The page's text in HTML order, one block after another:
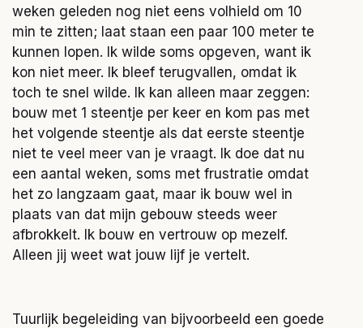
weken geleden nog niet eens volhield om 10
min te zitten; laat staan een paar 100 meter te
kunnen lopen. Ik wilde soms opgeven, want ik
kon niet meer. Ik bleef terugvallen, omdat ik
toch te snel wilde. Ik kan alleen maar zeggen:
bouw met 1 steentje per keer en kom pas met
het volgende steentje als dat eerste steentje
niet te veel meer van je vraagt. Ik doe dat nu
een aantal weken, soms met frustratie omdat
het zo langzaam gaat, maar ik bouw wel in
plaats van dat mijn gebouw steeds weer
afbrokkelt. Ik bouw en vertrouw op mezelf.
Alleen jij weet wat jouw lijf je vertelt.
Tuurlijk begeleiding van bijvoorbeeld een goede